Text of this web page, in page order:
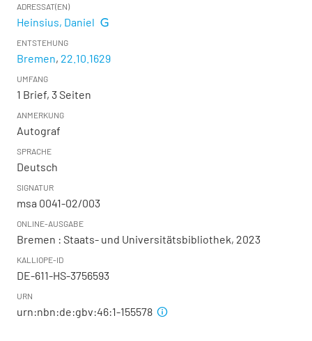
ADRESSAT(EN)
Heinsius, Daniel
ENTSTEHUNG
Bremen, 22.10.1629
UMFANG
1 Brief, 3 Seiten
ANMERKUNG
Autograf
SPRACHE
Deutsch
SIGNATUR
msa 0041-02/003
ONLINE-AUSGABE
Bremen : Staats- und Universitätsbibliothek, 2023
KALLIOPE-ID
DE-611-HS-3756593
URN
urn:nbn:de:gbv:46:1-155578